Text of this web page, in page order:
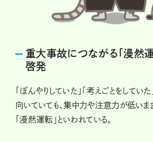
重大事故につながる「漫然
啓発
「ぼんやりしていた」「考えごとをしてい
向いていても、集中力や注意力が低いま
「漫然運転」といわれている。